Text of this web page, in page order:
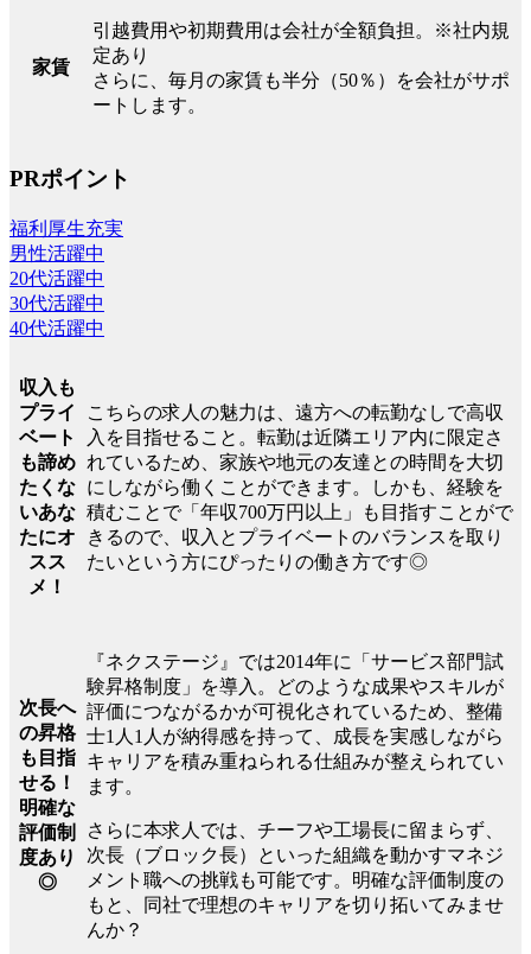
家賃
引越費用や初期費用は会社が全額負担。※社内規
定あり
さらに、毎月の家賃も半分（50％）を会社がサポ
ートします。
PRポイント
福利厚生充実
男性活躍中
20代活躍中
30代活躍中
40代活躍中
収入も
プライ
ベート
も諦め
たくな
いあな
たにオ
スス
メ！
こちらの求人の魅力は、遠方への転勤なしで高収
入を目指せること。転勤は近隣エリア内に限定さ
れているため、家族や地元の友達との時間を大切
にしながら働くことができます。しかも、経験を
積むことで「年収700万円以上」も目指すことがで
きるので、収入とプライベートのバランスを取り
たいという方にぴったりの働き方です◎
次長へ
の昇格
も目指
せる！
明確な
評価制
度あり
◎
『ネクステージ』では2014年に「サービス部門試
験昇格制度」を導入。どのような成果やスキルが
評価につながるかが可視化されているため、整備
士1人1人が納得感を持って、成長を実感しながら
キャリアを積み重ねられる仕組みが整えられてい
ます。
さらに本求人では、チーフや工場長に留まらず、
次長（ブロック長）といった組織を動かすマネジ
メント職への挑戦も可能です。明確な評価制度の
もと、同社で理想のキャリアを切り拓いてみませ
んか？